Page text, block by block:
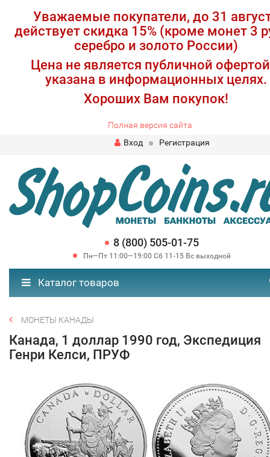
Уважаемые покупатели, до 31
действует скидка 15% (кроме монет 3
серебро и золото России)
Цена не является публичной
указана в информационных целях.
Хороших Вам покупок!
Полная версия сайта
Вход
Регистрация
8 (800) 505-01-75
Пн—Пт 11:00—19:00 Сб 11-15 Вс выходной
Каталог товаров
МОНЕТЫ КАНАДЫ
Канада, 1 доллар 1990 год, Экспедиция
Генри Келси, ПРУФ